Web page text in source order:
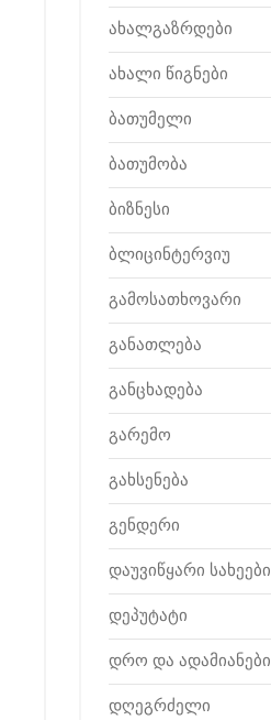
ახალგაზრდები
ახალი წიგნები
ბათუმელი
ბათუმობა
ბიზნესი
ბლიცინტერვიუ
გამოსათხოვარი
განათლება
განცხადება
გარემო
გახსენება
გენდერი
დაუვიწყარი სახეები
დეპუტატი
დრო და ადამიანები
დღეგრძელი